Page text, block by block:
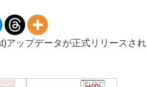
アップデータが正式リリースされ